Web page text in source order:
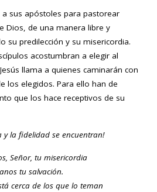
sus apóstoles para pastorear
Dios, de una manera libre y
su predilección y su misericordia.
acostumbran a elegir al
llama a quienes caminarán con
los elegidos. Para ello han de
que los hace receptivos de su
y la fidelidad se encuentran!
Señor, tu misericordia
tu salvación.
cerca de los que lo teman